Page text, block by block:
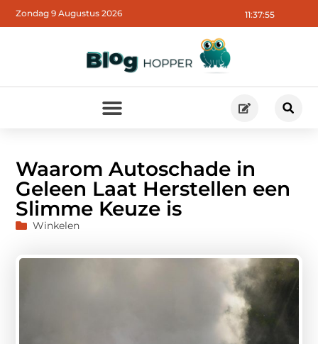
11:37:56
Zondag 9 Augustus 2026
Waarom Autoschade in
Geleen Laat Herstellen een
Slimme Keuze is
Winkelen